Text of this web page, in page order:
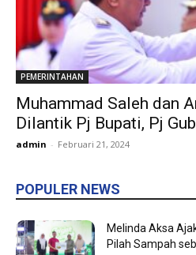
PEMERINTAHAN
Muhammad Saleh dan
Dilantik Pj Bupati, Pj
admin - Februari 21, 2024
POPULER NEWS
Melinda Aksa
Pilah Sampah